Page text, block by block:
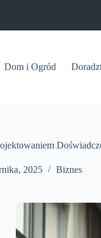
Dom i Ogród
2025 Biznes